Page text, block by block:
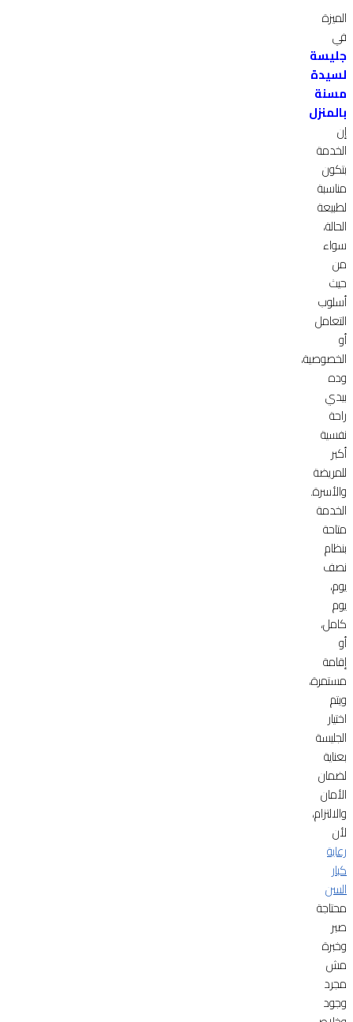
الميزة
في
جليسة
لسيدة
مسنة
بالمنزل
إن
الخدمة
بتكون
مناسبة
لطبيعة
الحالة،
سواء
من
حيث
أسلوب
التعامل
أو
الخصوصية،
وده
بيدي
راحة
نفسية
أكبر
للمريضة
والأسرة.
الخدمة
متاحة
بنظام
نصف
يوم،
يوم
كامل،
أو
إقامة
مستمرة،
ويتم
اختيار
الجليسة
بعناية
لضمان
الأمان
والالتزام،
لأن
رعاية
كبار
السن
محتاجة
صبر
وخبرة
مش
مجرد
وجود